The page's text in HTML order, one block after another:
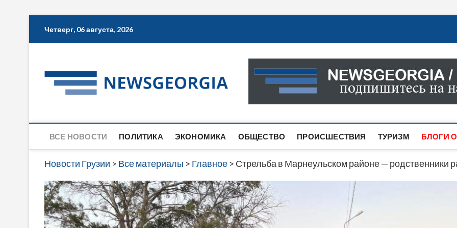
Четверг, 06 августа, 2026
Новости Грузии
САМАЯ АКТУАЛЬНАЯ ИНФОРМАЦИЯ О СОБЫТИЯХ
САЙТЕ ВЫ НАЙДЕТЕ НОВОСТИ ПОЛИТИКИ,
ВСЕ НОВОСТИ ПОЛИТИКА ЭКОНОМИКА ОБЩЕСТВО ПРОИСШЕСТВИЯ ТУРИЗМ БЛОГИ
Новости Грузии > Все материалы > Главное > Стрельба в Марнеульском районе — родственники